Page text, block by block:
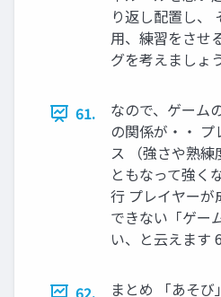
り返し配置し、
用、練習をさせ
グを考えましょ
61.
なので、ゲーム
の関係が・・ プ
ス （強さや熟練
ともなって強く
行 プレイヤーが
できない「ゲー
い、と云えます
まとめ 「あそ